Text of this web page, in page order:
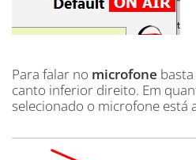
Para falar no microfone
canto inferior direito. Em
selecionado o microfone está